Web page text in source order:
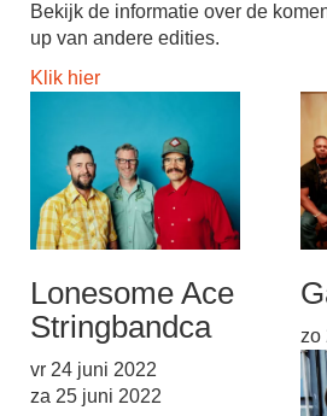
Bekijk de informatie over de
up van andere edities.
Klik hier
Lonesome Ace
Stringbandca
vr 24 juni 2022
za 25 juni 2022
zo